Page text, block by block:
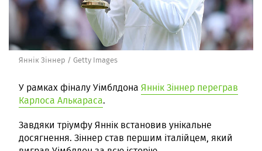
Яннік Зіннер / Getty Images
У рамках фіналу Уімблдона Яннік Зіннер переграв
Карлоса Алькараса.
Завдяки тріумфу Яннік встановив унікальне
досягнення. Зіннер став першим італійцем, який